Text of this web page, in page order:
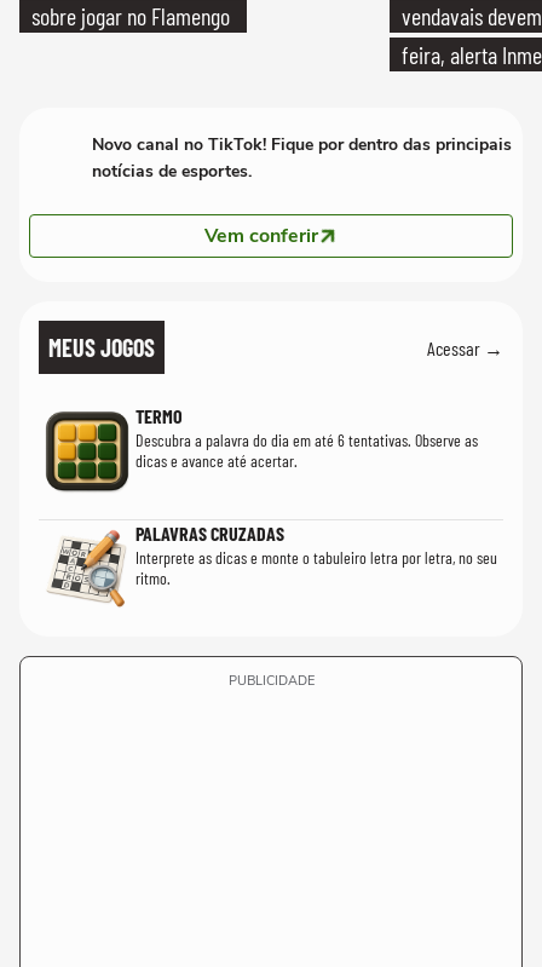
sobre jogar no Flamengo
vendavais
feira, alerta
Novo canal no TikTok! Fique por dentro das principais
notícias de esportes.
Vem conferir
MEUS JOGOS Acessar →
TERMO
Descubra a palavra do dia em até 6 tentativas. Observe as
dicas e avance até acertar.
PALAVRAS CRUZADAS
Interprete as dicas e monte o tabuleiro letra por letra, no seu
ritmo.
PUBLICIDADE